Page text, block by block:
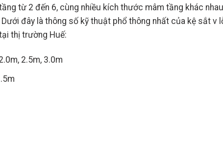
từ 2 đến 6, cùng nhiều kích thước mâm tầng khác nhau
đây là thông số kỹ thuật phổ thông nhất của kệ sắt v
thị trường Huế:
2.5m, 3.0m